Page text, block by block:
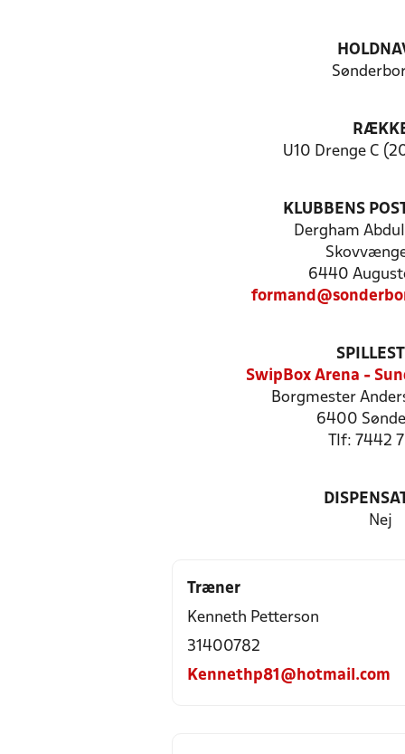
U10 Drenge C
KLUBBENS
Dergham
6440
SwipBox Arena -
Borgmester
6400
Tlf: 7442
Nej
Træner
Kenneth Petterson
31400782
Kennethp81@hotmail.com